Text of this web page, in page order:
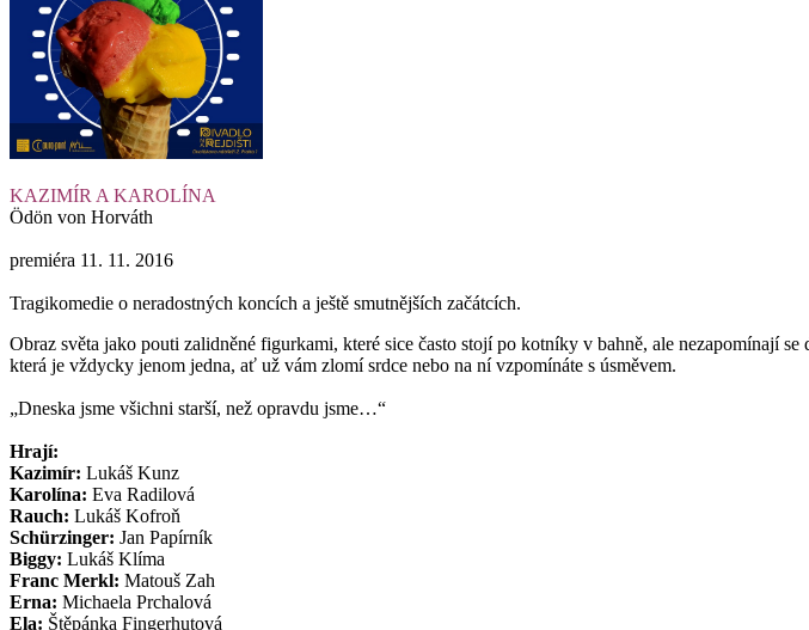
KAZIMÍR A KAROLÍNA
Ödön von Horváth
premiéra 11. 11. 2016
Tragikomedie o neradostných koncích a ještě smutnějších začátcích.
Obraz světa jako pouti zalidněné figurkami, které sice často stojí po kotníky v bahně, ale nezapomínají
která je vždycky jenom jedna, ať už vám zlomí srdce nebo na ní vzpomínáte s úsměvem.
„Dneska jsme všichni starší, než opravdu jsme…“
Hrají:
Kazimír: Lukáš Kunz
Karolína: Eva Radilová
Rauch: Lukáš Kofroň
Schürzinger: Jan Papírník
Biggy: Lukáš Klíma
Franc Merkl: Matouš Zah
Erna: Michaela Prchalová
Ela: Štěpánka Fingerhutová